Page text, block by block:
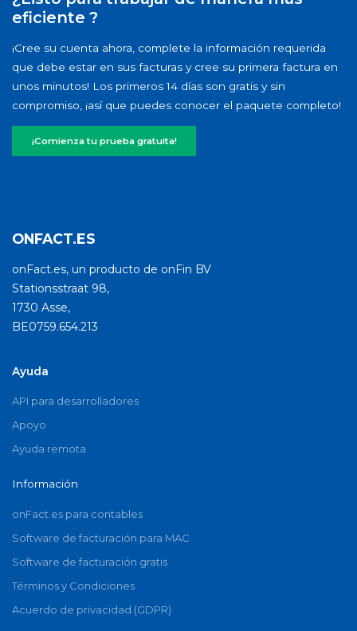
eficiente ?
¡Cree su cuenta ahora, complete la información requerida
que debe estar en sus facturas y cree su primera factura en
unos minutos! Los primeros 14 días son gratis y sin
compromiso, ¡así que puedes conocer el paquete completo!
¡Comienza tu prueba gratuita!
ONFACT.ES
onFact.es, un producto de onFin BV
Stationsstraat 98,
1730 Asse,
BE0759.654.213
Ayuda
API para desarrolladores
Apoyo
Ayuda remota
Información
onFact.es para contables
Software de facturación para MAC
Software de facturación gratis
Términos y Condiciones
Acuerdo de privacidad (GDPR)